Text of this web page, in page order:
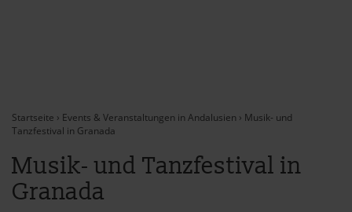
Startseite › Events & Veranstaltungen in Andalusien › Musik- und
Tanzfestival in Granada
Musik- und Tanzfestival in
Granada